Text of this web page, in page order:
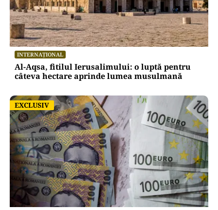
INTERNAȚIONAL
Al-Aqsa, fitilul Ierusalimului: o luptă pentru
câteva hectare aprinde lumea musulmană
EXCLUSIV
EXCLUSIV